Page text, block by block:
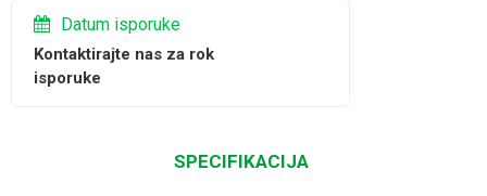
Datum isporuke
Kontaktirajte nas za rok
isporuke
SPECIFIKACIJA